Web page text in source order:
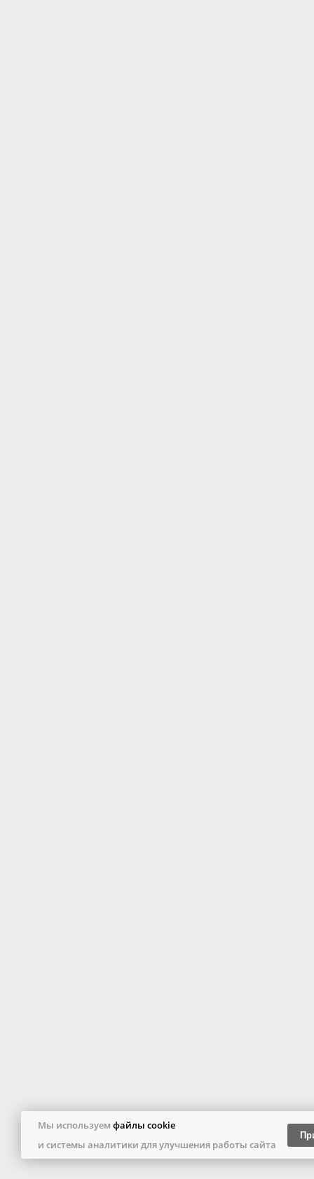
Мы используем файлы cookie
и системы аналитики для улучшения работы сайта